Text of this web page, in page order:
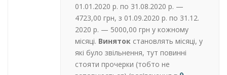
01.01.2020 р. по 31.08.2020 р. —
4723,00 грн, з 01.09.2020 р. по 31.12.
2020 р. — 5000,00 грн у кожному
місяці. Виняток становлять місяці, у
які було звільнення, тут повинні
стояти прочерки (тобто не